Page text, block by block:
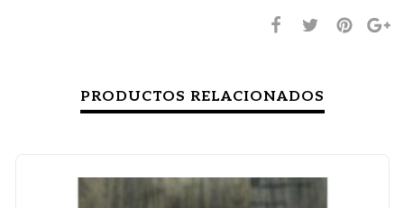
PRODUCTOS RELACIONADOS